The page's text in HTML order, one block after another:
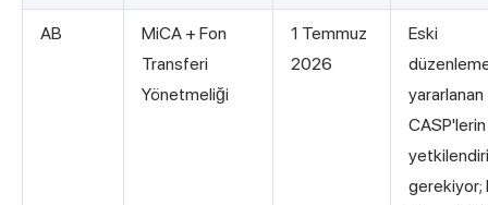
AB
MiCA + Fon
Transferi
Yönetmeliği
1 Temmuz
2026
Eski
gerekiyor;